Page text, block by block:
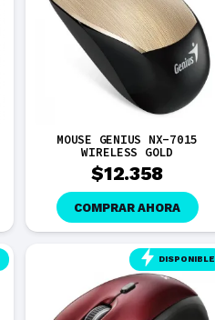
MOUSE GENIUS NX-7015
WIRELESS GOLD
$12.358
COMPRAR AHORA
DISPONIBLE